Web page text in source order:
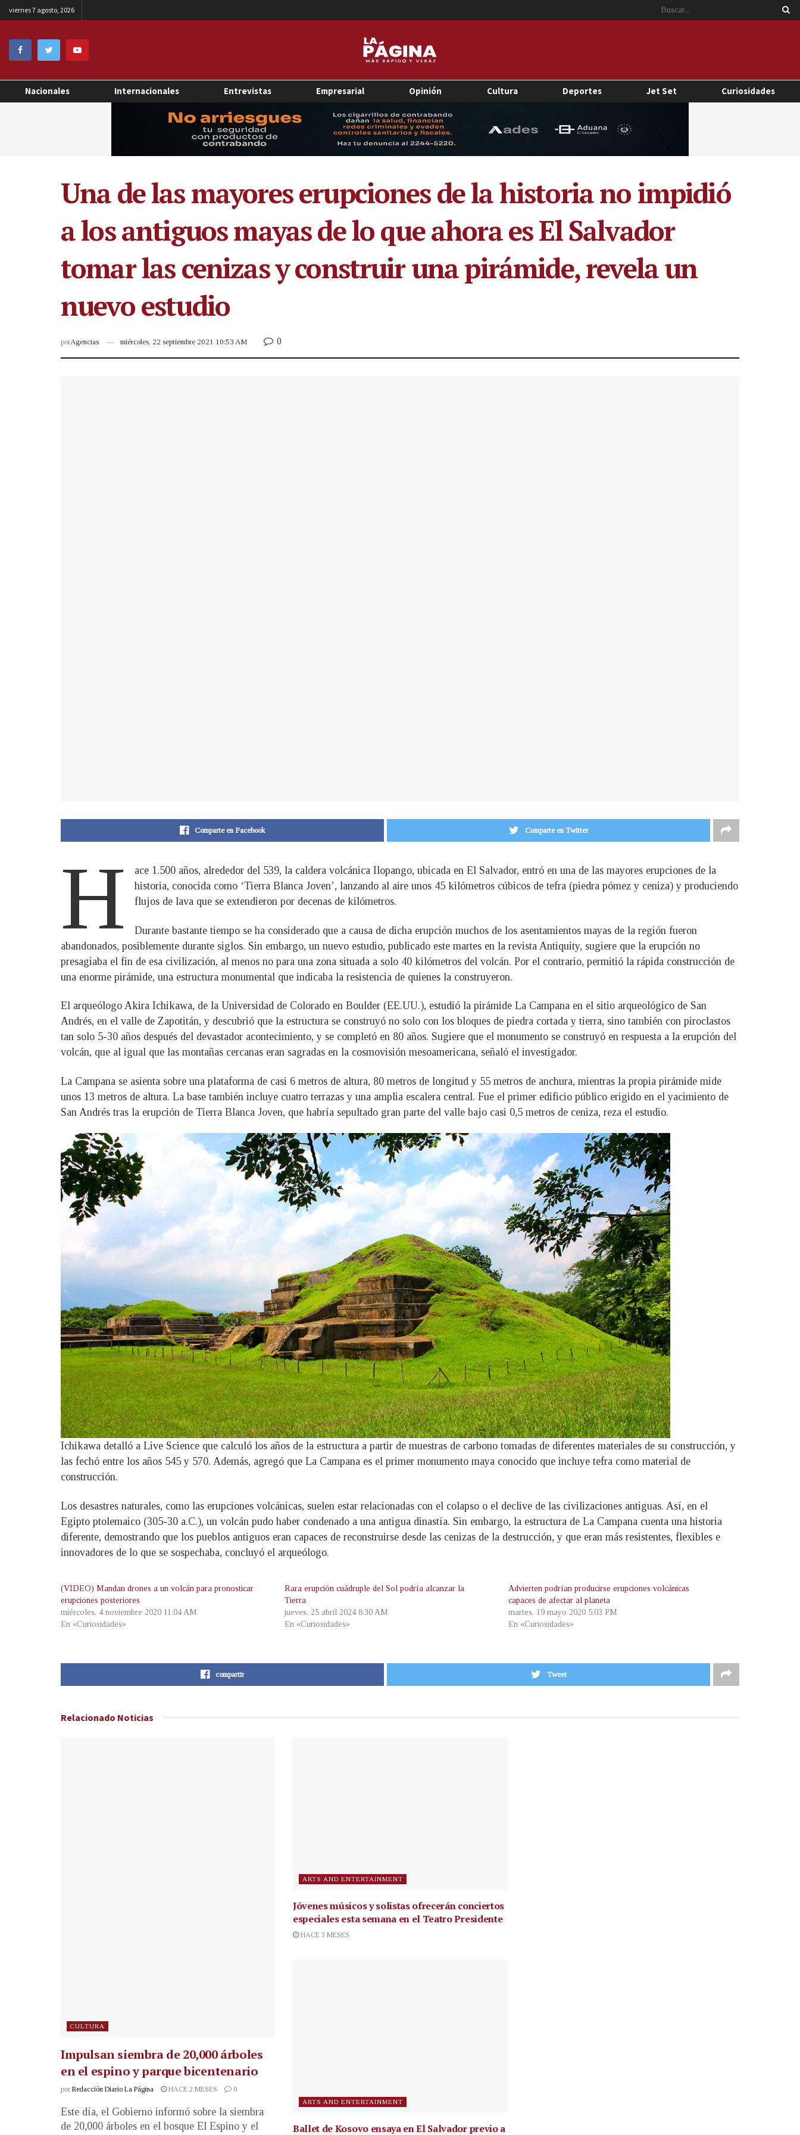
viernes 7 agosto, 2026
Nacionales Internacionales Entrevistas Empresarial Opinión Cultura Deportes Jet Set Curiosidades
Una de las mayores erupciones de la historia no impidió
a los antiguos mayas de lo que ahora es El Salvador
tomar las cenizas y construir una pirámide, revela un
nuevo estudio
porAgencias miércoles, 22 septiembre 2021 10:53 AM 0
Comparte en Facebook Comparte en Twitter
H
ace 1.500 años, alrededor del 539, la caldera volcánica Ilopango, ubicada en El Salvador, entró en una de las mayores erupciones de la
historia, conocida como ‘Tierra Blanca Joven’, lanzando al aire unos 45 kilómetros cúbicos de tefra (piedra pómez y ceniza) y produciendo
flujos de lava que se extendieron por decenas de kilómetros.
Durante bastante tiempo se ha considerado que a causa de dicha erupción muchos de los asentamientos mayas de la región fueron
abandonados, posiblemente durante siglos. Sin embargo, un nuevo estudio, publicado este martes en la revista Antiquity, sugiere que la erupción no
presagiaba el fin de esa civilización, al menos no para una zona situada a solo 40 kilómetros del volcán. Por el contrario, permitió la rápida construcción de
una enorme pirámide, una estructura monumental que indicaba la resistencia de quienes la construyeron.
El arqueólogo Akira Ichikawa, de la Universidad de Colorado en Boulder (EE.UU.), estudió la pirámide La Campana en el sitio arqueológico de San
Andrés, en el valle de Zapotitán, y descubrió que la estructura se construyó no solo con los bloques de piedra cortada y tierra, sino también con piroclastos
tan solo 5-30 años después del devastador acontecimiento, y se completó en 80 años. Sugiere que el monumento se construyó en respuesta a la erupción del
volcán, que al igual que las montañas cercanas eran sagradas en la cosmovisión mesoamericana, señaló el investigador.
La Campana se asienta sobre una plataforma de casi 6 metros de altura, 80 metros de longitud y 55 metros de anchura, mientras la propia pirámide mide
unos 13 metros de altura. La base también incluye cuatro terrazas y una amplia escalera central. Fue el primer edificio público erigido en el yacimiento de
San Andrés tras la erupción de Tierra Blanca Joven, que habría sepultado gran parte del valle bajo casi 0,5 metros de ceniza, reza el estudio.
Ichikawa detalló a Live Science que calculó los años de la estructura a partir de muestras de carbono tomadas de diferentes materiales de su construcción, y
las fechó entre los años 545 y 570. Además, agregó que La Campana es el primer monumento maya conocido que incluye tefra como material de
construcción.
Los desastres naturales, como las erupciones volcánicas, suelen estar relacionadas con el colapso o el declive de las civilizaciones antiguas. Así, en el
Egipto ptolemaico (305-30 a.C.), un volcán pudo haber condenado a una antigua dinastía. Sin embargo, la estructura de La Campana cuenta una historia
diferente, demostrando que los pueblos antiguos eran capaces de reconstruirse desde las cenizas de la destrucción, y que eran más resistentes, flexibles e
innovadores de lo que se sospechaba, concluyó el arqueólogo.
(VIDEO) Mandan drones a un volcán para pronosticar
erupciones posteriores
miércoles, 4 noviembre 2020 11:04 AM
En «Curiosidades»
Rara erupción cuádruple del Sol podría alcanzar la
Tierra
jueves, 25 abril 2024 8:30 AM
En «Curiosidades»
Advierten podrían producirse erupciones volcánicas
capaces de afectar al planeta
martes, 19 mayo 2020 5:03 PM
En «Curiosidades»
compartir Tweet
Relacionado Noticias
CULTURA
Impulsan siembra de 20,000 árboles
en el espino y parque bicentenario
por Redacción Diario La Página HACE 2 MESES 0
Este día, el Gobierno informó sobre la siembra
de 20,000 árboles en el bosque El Espino y el
ARTS AND ENTERTAINMENT
Jóvenes músicos y solistas ofrecerán conciertos
especiales esta semana en el Teatro Presidente
HACE 3 MESES
ARTS AND ENTERTAINMENT
Ballet de Kosovo ensaya en El Salvador previo a